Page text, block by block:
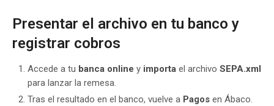
Presentar el archivo en tu banco y
registrar cobros
Accede a tu banca online y importa el archivo SEPA.xml
para lanzar la remesa.
Tras el resultado en el banco, vuelve a Pagos en Ábaco.